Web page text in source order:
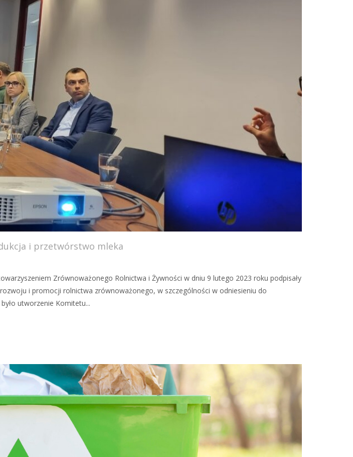
i przetwórstwo mleka
Zrównoważonego Rolnictwa i Żywności w dniu 9 lutego 2023 roku podpisały
i promocji rolnictwa zrównoważonego, w szczególności w odniesieniu do
utworzenie Komitetu...